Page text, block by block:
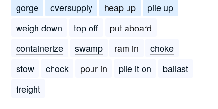
gorge
oversupply heap up
pile up
weigh down
top off
put aboard
containerize
swamp ram in
choke
stow
chock pour in pile it on
ballast
freight